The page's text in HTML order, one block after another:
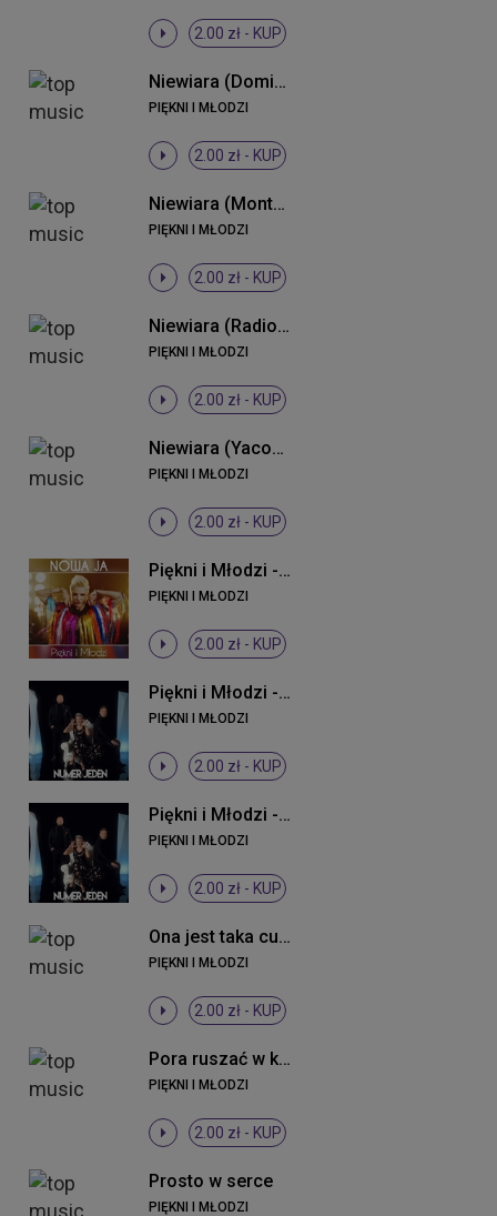
2.00 zł - KUP
Niewiara (Dominium Remix)
PIĘKNI I MŁODZI
2.00 zł - KUP
Niewiara (Monteiro 2013 Remix)
PIĘKNI I MŁODZI
2.00 zł - KUP
Niewiara (Radio Edit)
PIĘKNI I MŁODZI
2.00 zł - KUP
Niewiara (Yacoop vs. K & N Remix)
PIĘKNI I MŁODZI
2.00 zł - KUP
Piękni i Młodzi - Nowa ja
PIĘKNI I MŁODZI
2.00 zł - KUP
Piękni i Młodzi - Numer jeden (Original Mix)
PIĘKNI I MŁODZI
2.00 zł - KUP
Piękni i Młodzi - Numer jeden (Original Mix)
PIĘKNI I MŁODZI
2.00 zł - KUP
Ona jest taka cudowna
PIĘKNI I MŁODZI
2.00 zł - KUP
Pora ruszać w klub (Radio Edit)
PIĘKNI I MŁODZI
2.00 zł - KUP
Prosto w serce
PIĘKNI I MŁODZI